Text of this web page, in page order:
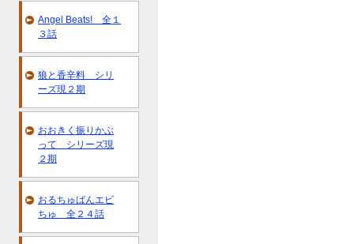
Angel Beats! 全１
３話
狼と香辛料 シリ
ーズ現２期
おおきく振りかぶ
って シリーズ現
２期
おるちゅばんエビ
ちゅ 全２４話